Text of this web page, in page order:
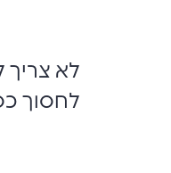
לא צריך
לחסוך